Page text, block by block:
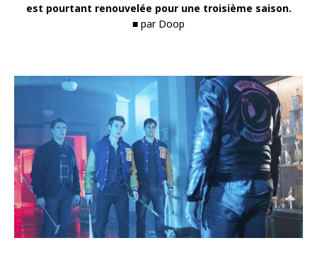
est pourtant renouvelée pour une troisième saison.
■ par Doop